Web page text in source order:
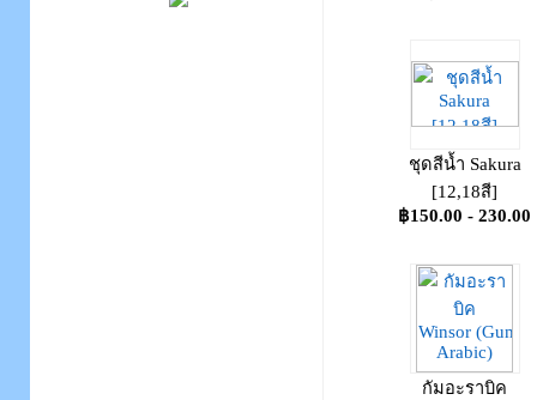
ชุดสีน้ำ Sakura
[12,18สี]
฿150.00 - 230.00
กัมอะราบิค